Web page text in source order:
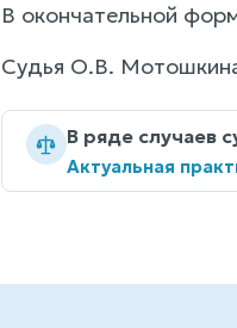
В окончательной
Судья О.В.
В ряде случаев
Актуальная